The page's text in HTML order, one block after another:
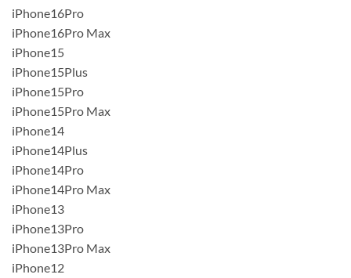
iPhone16Pro
iPhone16Pro Max
iPhone15
iPhone15Plus
iPhone15Pro
iPhone15Pro Max
iPhone14
iPhone14Plus
iPhone14Pro
iPhone14Pro Max
iPhone13
iPhone13Pro
iPhone13Pro Max
iPhone12